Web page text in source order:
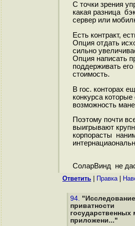
С точки зрения
какая разница
сервер или
Есть контракт,
Опция отдать
сильно
Опция написать
поддерживать
стоимость.
В гос. конторах
конкурса
возможность
Поэтому почти
выигрывают
корпорасты
СоларВинд не
Ответить Правка|
94. "Исследование
приватности
приложени..."